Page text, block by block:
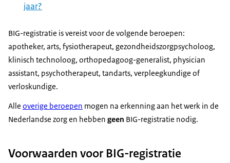
jaar?
BIG-registratie is vereist voor de volgende beroepen:
apotheker, arts, fysiotherapeut, gezondheidszorgpsycholoog,
klinisch technoloog, orthopedagoog-generalist, physician
assistant, psychotherapeut, tandarts, verpleegkundige of
verloskundige.
Alle overige beroepen mogen na erkenning aan het werk in de
Nederlandse zorg en hebben geen BIG-registratie nodig.
Voorwaarden voor BIG-registratie